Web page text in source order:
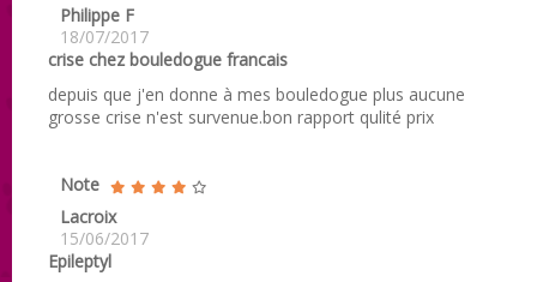
Philippe F
18/07/2017
crise chez bouledogue francais
depuis que j'en donne à mes bouledogue plus aucune
grosse crise n'est survenue.bon rapport qulité prix
Note
Lacroix
15/06/2017
Epileptyl